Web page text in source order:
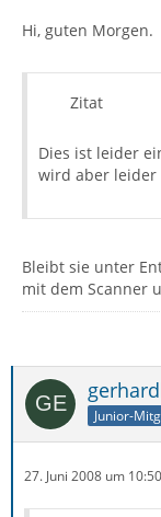
Hi, guten Morgen.
Zitat
Dies ist leider
wird aber leider
Bleibt sie unter
mit dem Scanner
Junior-
27. Juni 2008 um 10:50